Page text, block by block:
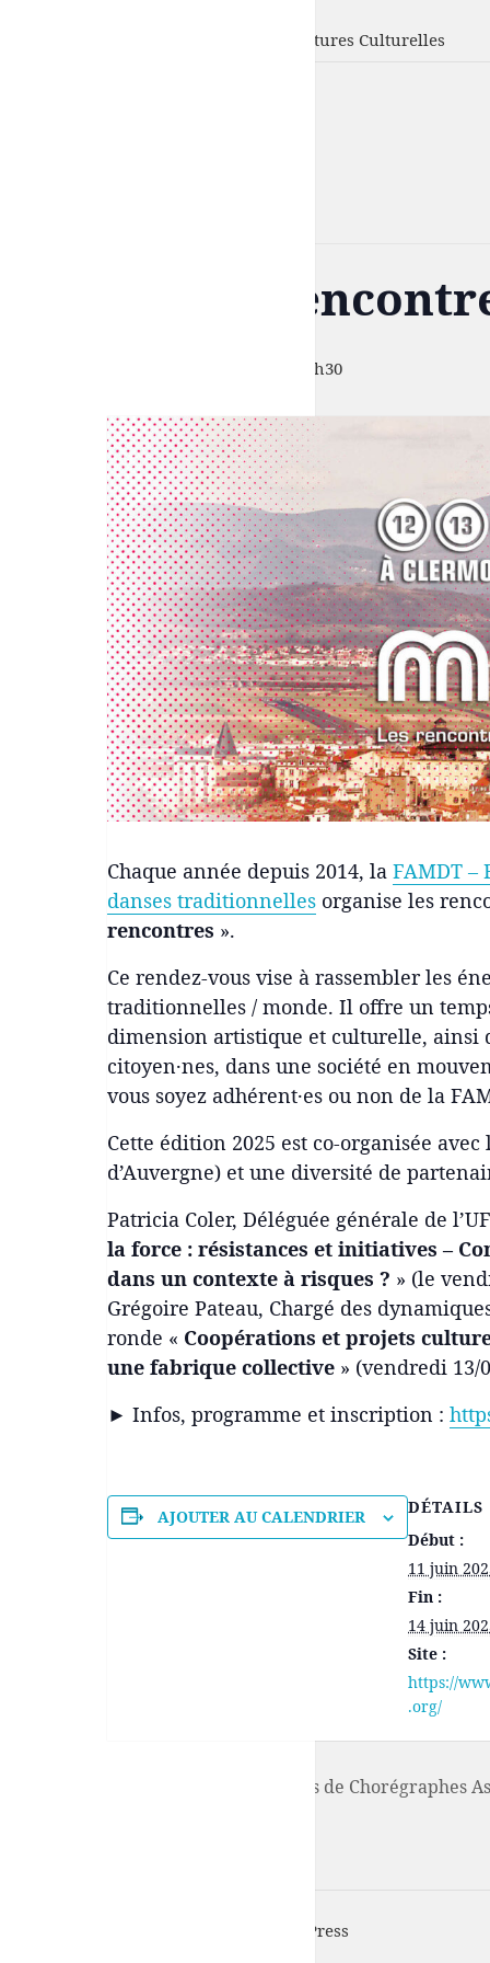
Union Fédérale d'Intervention des Structures Culturelles
Modal, les
14 juin 2025 à 0h30
Chaque année depuis 2014, laFAMDT –
danses traditionnelles organise les
rencontres ».
Ce rendez-vous vise à rassembler les
traditionnelles / monde. Il offre un
dimension artistique et culturelle, ainsi
citoyen·nes, dans une société en
vous soyez adhérent·es ou non de la
Cette édition 2025 est co-organisée avec
d’Auvergne) et une diversité de
Patricia Coler, Déléguée générale de
la force : résistances et initiatives –
dans un contexte à risques ? » (le
Grégoire Pateau, Chargé des
ronde « Coopérations et projets
une fabrique collective » (vendredi 13/
► Infos, programme et inscription :
AJOUTER AU CALENDRIER
DÉTAILS
Début :
11 juin
Fin :
14 juin
Site :
https://
.org/
Intervention – journée d’ateliers de Chorégraphes
WordPress